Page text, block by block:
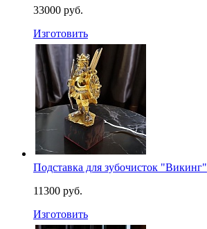
33000 руб.
Изготовить
Подставка для зубочисток "Викинг"
11300 руб.
Изготовить